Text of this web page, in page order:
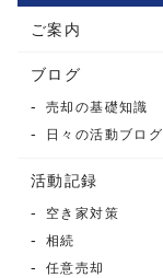
ご案内
ブログ
売却の基礎知識
日々の活動ブログ
活動記録
空き家対策
相続
任意売却